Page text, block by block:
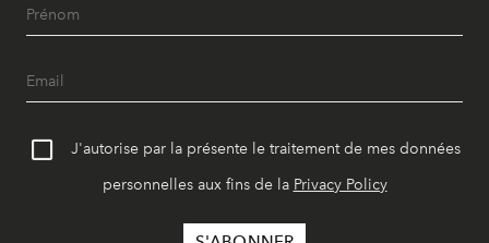
J'autorise par la présente le traitement de mes données
personnelles aux fins de la Privacy Policy